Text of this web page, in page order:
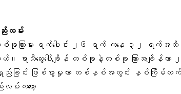
လမ်း
ြားမှာ ရက်ပေါင်း ၂၆ ရက် ကနေ ၃၂ ရက်အထိ
။ ရာသီသွေးပေါ်ချိန် တစ်ခုနဲ့တစ်ခု ကြားအချိန်ဟ
း ဖြစ်ပွားမှုဟာ တစ်နှစ်အတွင်း နှစ်ကြိမ်ထက် ကျေ
မ်းကတော့